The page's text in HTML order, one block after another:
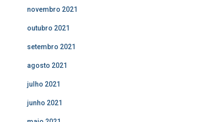
novembro 2021
outubro 2021
setembro 2021
agosto 2021
julho 2021
junho 2021